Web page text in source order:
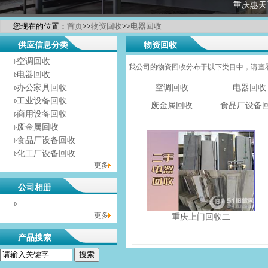
重庆惠
您现在的位置： 首页>>物资回收>>电器回收
供应信息分类
空调回收
电器回收
办公家具回收
工业设备回收
商用设备回收
废金属回收
食品厂设备回收
化工厂设备回收
更多
公司相册
没有相册分类！
更多
产品搜索
物资回收
我公司的物资回收分布于以下类目中，请查
空调回收
电器回收
废金属回收
食品厂设备
重庆上门回收二